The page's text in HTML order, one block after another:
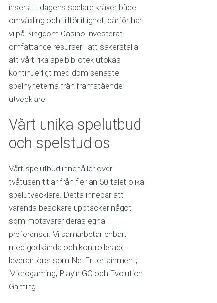
inser att dagens spelare kräver både
omväxling och tillförlitlighet, därför har
vi på Kingdom Casino investerat
omfattande resurser i att säkerställa
att vårt rika spelbibliotek utökas
kontinuerligt med dom senaste
spelnyheterna från framstående
utvecklare.
Vårt unika spelutbud
och spelstudios
Vårt spelutbud innehåller över
tvåtusen titlar från fler än 50-talet olika
spelutvecklare. Detta innebär att
varenda besökare upptäcker något
som motsvarar deras egna
preferenser. Vi samarbetar enbart
med godkända och kontrollerade
leverantörer som NetEntertainment,
Microgaming, Play’n GO och Evolution
Gaming.